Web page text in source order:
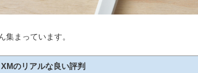
集まっています。
XMのリアルな良い評判